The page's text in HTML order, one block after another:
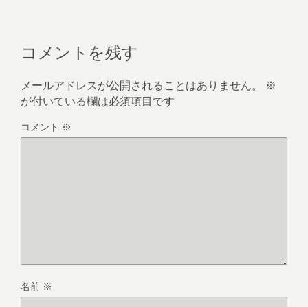
コメントを残す
メールアドレスが公開されることはありません。
※
が付いている欄は必須項目です
コメント ※
名前 ※